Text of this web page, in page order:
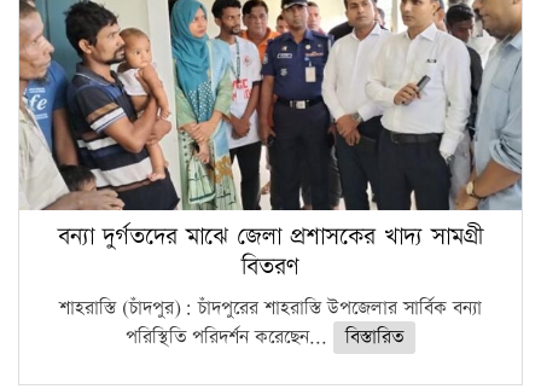
বন্যা দুর্গতদের মাঝে জেলা প্রশাসকের খাদ্য সামগ্রী
বিতরণ
শাহরাস্তি (চাঁদপুর): চাঁদপুরের শাহরাস্তি উপজেলার সার্বিক বন্যা
পরিস্থিতি পরিদর্শন করেছেন...
বিস্তারিত